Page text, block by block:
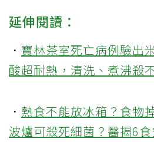
延伸閱讀：
． 寶林茶室死亡病例驗出
酸超耐熱，清洗、煮沸殺
． 熱食不能放冰箱？食物
波爐可殺死細菌？醫揭6